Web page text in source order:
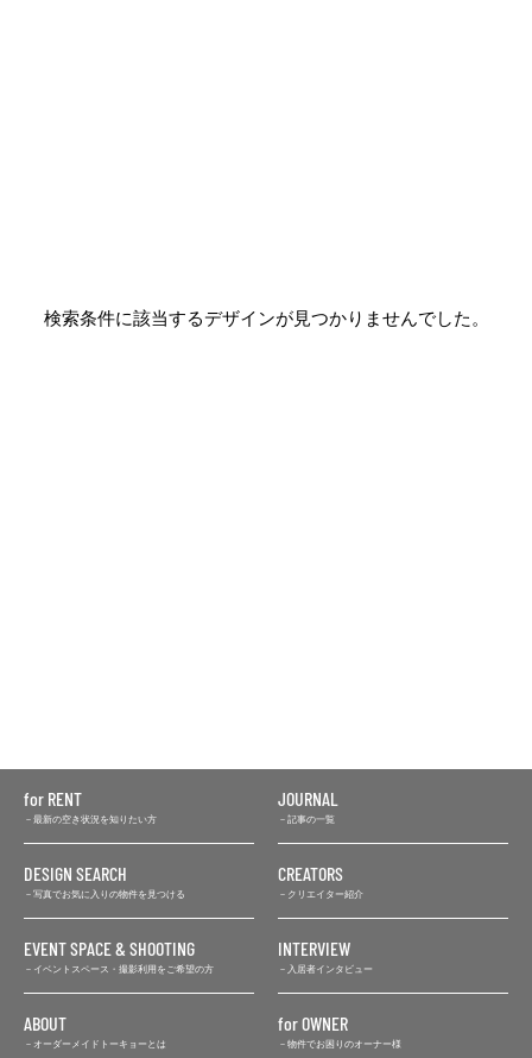
検索条件に該当するデザインが見つかりませんでした。
for RENT
最新の空き状況を知りたい方
JOURNAL
記事の一覧
DESIGN SEARCH
写真でお気に入りの物件を見つける
CREATORS
クリエイター紹介
EVENT SPACE & SHOOTING
イベントスペース・撮影利用をご希望の方
INTERVIEW
入居者インタビュー
ABOUT
オーダーメイドトーキョーとは
for OWNER
物件でお困りのオーナー様